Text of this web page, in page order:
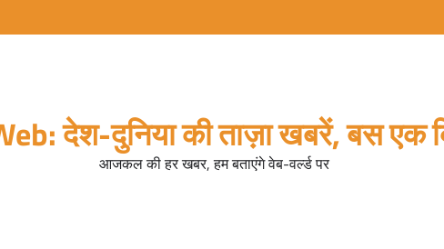
देश-दुनिया की ताज़ा खबरें, बस एक
आजकल की हर खबर, हम बताएंगे वेब-वर्ल्ड पर